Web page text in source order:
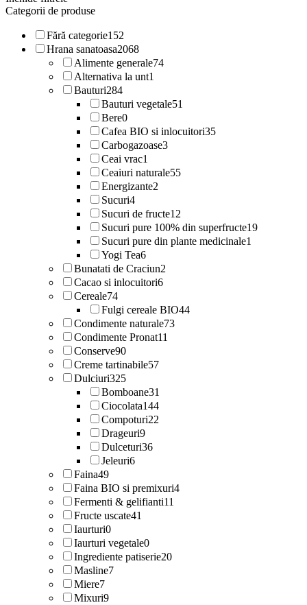
Categorii de produse
Fără categorie152
Hrana sanatoasa2068
Alimente generale74
Alternativa la unt1
Bauturi284
Bauturi vegetale51
Bere0
Cafea BIO si inlocuitori35
Carbogazoase3
Ceai vrac1
Ceaiuri naturale55
Energizante2
Sucuri4
Sucuri de fructe12
Sucuri pure 100% din superfructe19
Sucuri pure din plante medicinale1
Yogi Tea6
Bunatati de Craciun2
Cacao si inlocuitori6
Cereale74
Fulgi cereale BIO44
Condimente naturale73
Condimente Pronat11
Conserve90
Creme tartinabile57
Dulciuri325
Bomboane31
Ciocolata144
Compoturi22
Drageuri9
Dulceturi36
Jeleuri6
Faina49
Faina BIO si premixuri4
Fermenti & gelifianti11
Fructe uscate41
Iaurturi0
Iaurturi vegetale0
Ingrediente patiserie20
Masline7
Miere7
Mixuri9